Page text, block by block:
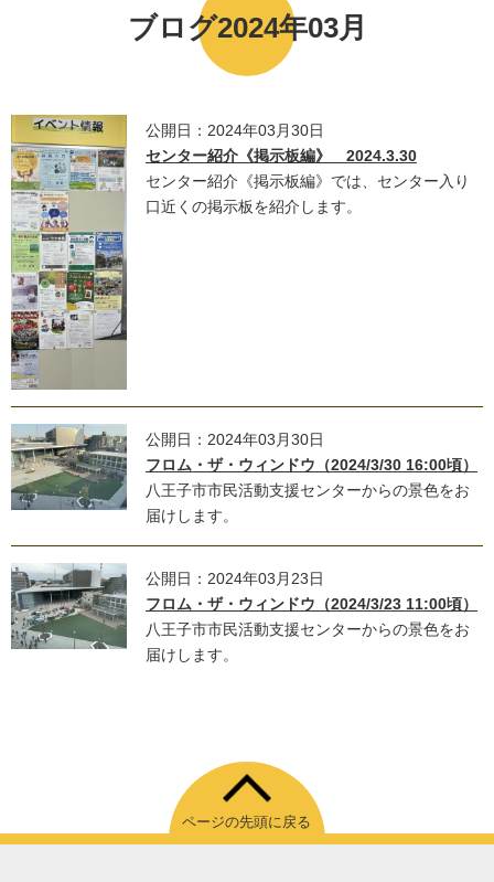
ブログ2024年03月
公開日：2024年03月30日
センター紹介《掲示板編》 2024.3.30
センター紹介《掲示板編》では、センター入り
口近くの掲示板を紹介します。
公開日：2024年03月30日
フロム・ザ・ウィンドウ（2024/3/30 16:00頃）
八王子市市民活動支援センターからの景色をお
届けします。
公開日：2024年03月23日
フロム・ザ・ウィンドウ（2024/3/23 11:00頃）
八王子市市民活動支援センターからの景色をお
届けします。
ページの先頭に戻る